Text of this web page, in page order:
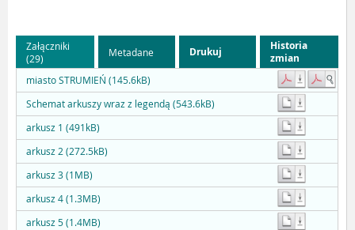
Załączniki
(29)
Metadane Drukuj
Historia
zmian
miasto STRUMIEŃ (145.6kB)
Schemat arkuszy wraz z legendą (543.6kB)
arkusz 1 (491kB)
arkusz 2 (272.5kB)
arkusz 3 (1MB)
arkusz 4 (1.3MB)
arkusz 5 (1.4MB)